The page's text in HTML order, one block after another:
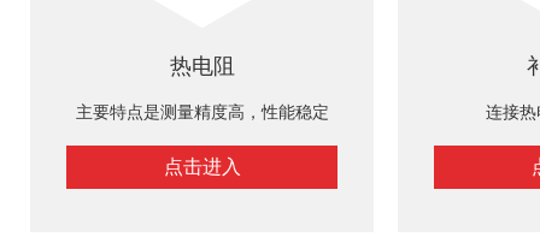
热电阻
主要特点是测量精度高，性能稳定
点击进入
连接